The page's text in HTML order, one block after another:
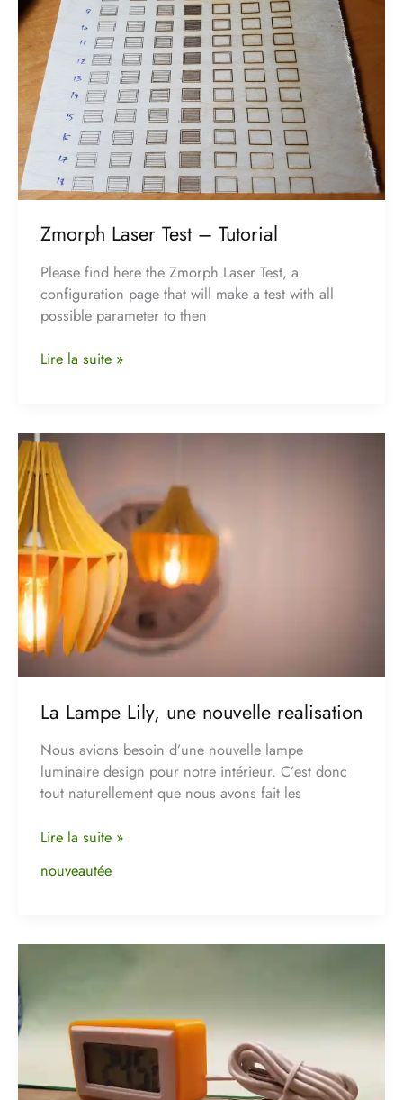
Zmorph Laser Test – Tutorial
Please find here the Zmorph Laser Test, a
configuration page that will make a test with all
possible parameter to then
Tutorial
Lire la suite »
La Lampe Lily, une nouvelle realisation
Nous avions besoin d’une nouvelle lampe
luminaire design pour notre intérieur. C’est donc
tout naturellement que nous avons fait les
La
Lampe
Lily,
une
nouvelle
realisation
Lire la suite »
nouveautée
Cadre
pour
thermomètre